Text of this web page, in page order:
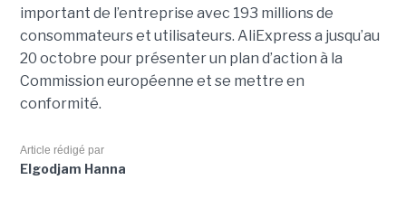
important de l’entreprise avec 193 millions de
consommateurs et utilisateurs. AliExpress a jusqu’au
20 octobre pour présenter un plan d’action à la
Commission européenne et se mettre en
conformité.
Article rédigé par
Elgodjam Hanna